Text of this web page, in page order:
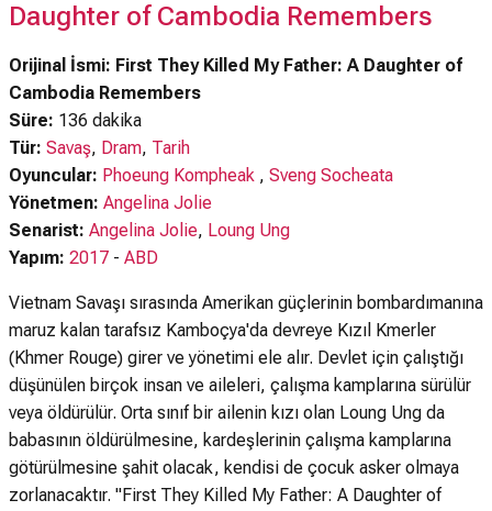
Daughter of Cambodia Remembers
Orijinal İsmi: First They Killed My Father: A Daughter of
Cambodia Remembers
Süre: 136 dakika
Tür: Savaş, Dram, Tarih
Oyuncular: Phoeung Kompheak , Sveng Socheata
Yönetmen: Angelina Jolie
Senarist: Angelina Jolie, Loung Ung
Yapım: 2017 - ABD
Vietnam Savaşı sırasında Amerikan güçlerinin bombardımanına
maruz kalan tarafsız Kamboçya'da devreye Kızıl Kmerler
(Khmer Rouge) girer ve yönetimi ele alır. Devlet için çalıştığı
düşünülen birçok insan ve aileleri, çalışma kamplarına sürülür
veya öldürülür. Orta sınıf bir ailenin kızı olan Loung Ung da
babasının öldürülmesine, kardeşlerinin çalışma kamplarına
götürülmesine şahit olacak, kendisi de çocuk asker olmaya
zorlanacaktır. "First They Killed My Father: A Daughter of